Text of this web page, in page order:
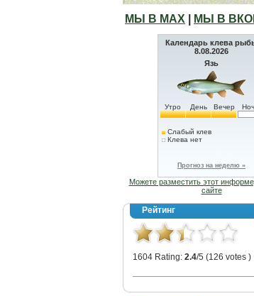
МЫ В МАХ МЫ В
Календарь клева
8.08.2026
Язь
Утро День Вечер
Слабый клев
Клева нет
Прогноз на неделю »
Можете разместить этот
сайте
Рейтинг
1604 Rating: 2.4/5 (126 votes )